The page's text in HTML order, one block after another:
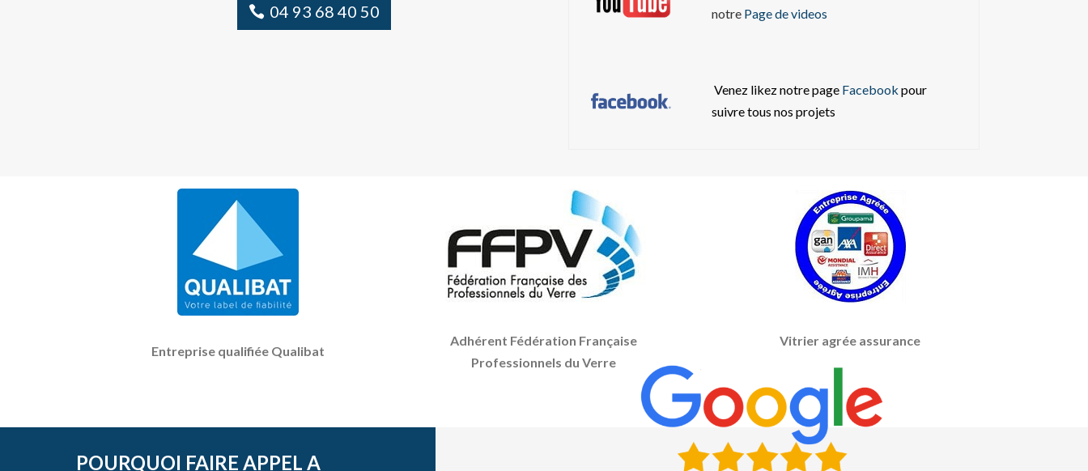
04 93 68 40 50
notre Page de videos
Venez likez notre page Facebook pour
suivre tous nos projets
Entreprise qualifiée Qualibat
Adhérent Fédération Française
Professionnels du Verre
Vitrier agrée assurance
POURQUOI FAIRE APPEL A